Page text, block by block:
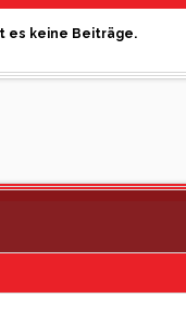
es keine Beiträge.